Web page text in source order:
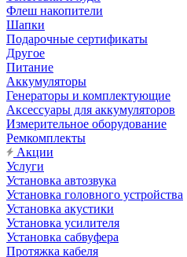
Флеш накопители
Шапки
Подарочные сертификаты
Другое
Питание
Аккумуляторы
Генераторы и комплектующие
Аксессуары для аккумуляторов
Измерительное оборудование
Ремкомплекты
Акции
Услуги
Установка автозвука
Установка головного устройства
Установка акустики
Установка усилителя
Установка сабвуфера
Протяжка кабеля